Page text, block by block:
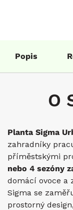
Popis
O
Planta Sigma
zahradníky
příměstskými
nebo 4 sezóny
domácí ovoce a
Sigma se
prostorný